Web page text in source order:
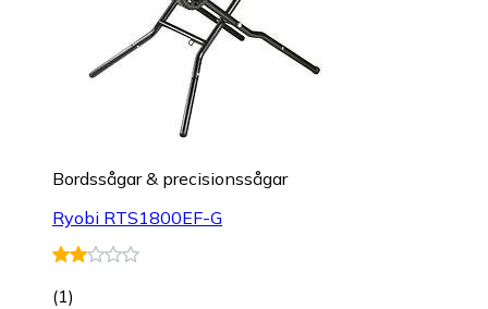
Bordssågar & precisionssågar
Ryobi RTS1800EF-G
(1)